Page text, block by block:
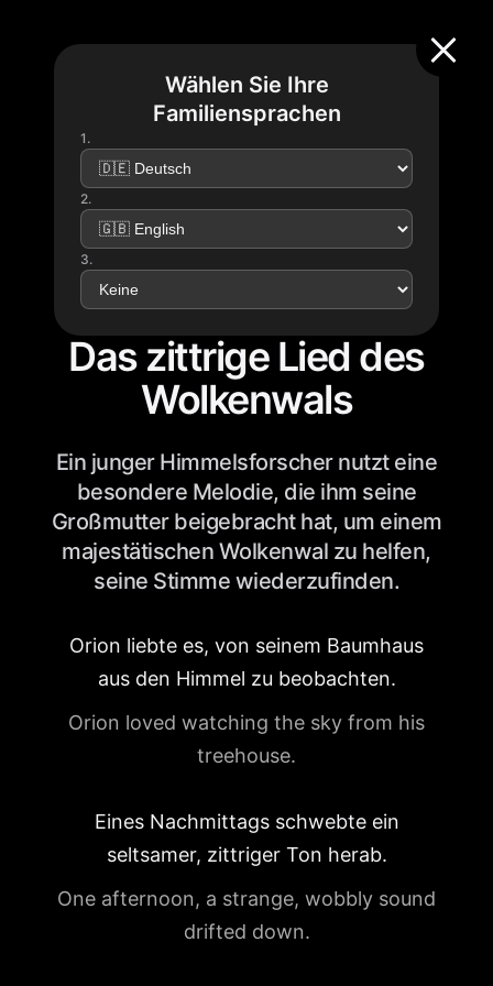
Wählen Sie Ihre
Familiensprachen
1.
2.
3.
Das zittrige Lied des
Wolkenwals
Ein junger Himmelsforscher nutzt eine
besondere Melodie, die ihm seine
Großmutter beigebracht hat, um einem
majestätischen Wolkenwal zu helfen,
seine Stimme wiederzufinden.
Orion liebte es, von seinem Baumhaus
aus den Himmel zu beobachten.
Orion loved watching the sky from his
treehouse.
Eines Nachmittags schwebte ein
seltsamer, zittriger Ton herab.
One afternoon, a strange, wobbly sound
drifted down.